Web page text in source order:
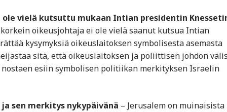
vielä kutsuttu mukaan Intian presidentin
oikeusjohtaja ei ole vielä saanut kutsua Intian
kysymyksiä oikeuslaitoksen symbolisesta asemasta
sitä, että oikeuslaitoksen ja poliittisen johdon
esiin symbolisen politiikan merkityksen Israelin
sen merkitys nykypäivänä – Jerusalem on muinaisista